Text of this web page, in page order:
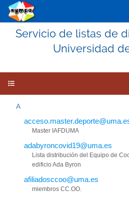
Servicio de listas de
Universidad
A
Master IAFDUMA
adabyroncovid19@uma.es
Lista distribución del Equipo de
edificio Ada Byron
afiliadosccoo@uma.es
miembros CC.OO.